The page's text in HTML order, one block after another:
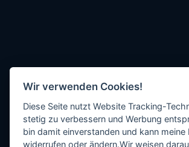
Wir verwenden Cookies!
Diese Seite nutzt Website Tracking-
stetig zu verbessern und Werbung
bin damit einverstanden und kann
widerrufen oder ändern.Wir weisen